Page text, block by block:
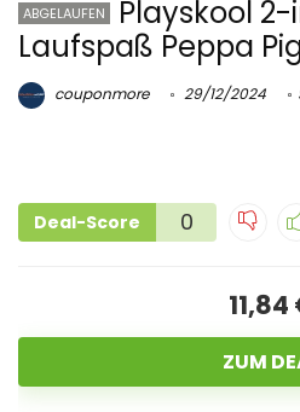
ABGELAUFEN
Playskool
Laufspaß Peppa
couponmore 29/12/2024
Deal-Score 0
11,84
ZUM